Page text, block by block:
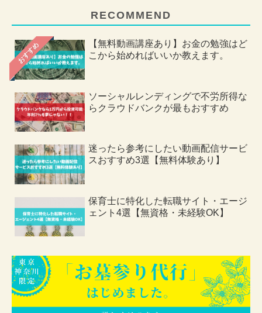
RECOMMEND
おすすめ
【無料動画講座あり】お金の勉強はど
こから始めればいいか教えます。
ソーシャルレンディングで不労所得な
らクラウドバンクが最もおすすめ
迷ったら参考にしたい動画配信サービ
スおすすめ3選【無料体験あり】
保育士に特化した転職サイト・エージ
ェント4選【無資格・未経験OK】